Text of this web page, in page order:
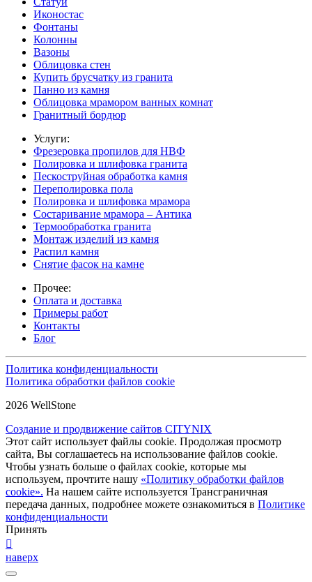
Иконостас
Фонтаны
Колонны
Вазоны
Облицовка стен
Купить брусчатку из гранита
Панно из камня
Облицовка мрамором ванных комнат
Гранитный бордюр
Услуги:
Фрезеровка пропилов для НВФ
Полировка и шлифовка гранита
Пескоструйная обработка камня
Переполировка пола
Полировка и шлифовка мрамора
Состаривание мрамора – Антика
Термообработка гранита
Монтаж изделий из камня
Распил камня
Снятие фасок на камне
Прочее:
Оплата и доставка
Примеры работ
Контакты
Блог
Политика конфиденциальности
Политика обработки файлов cookie
2026 WellStone
Создание и продвижение сайтов CITYNIX
Этот сайт использует файлы cookie. Продолжая просмотр
сайта, Вы соглашаетесь на использование файлов cookie.
Чтобы узнать больше о файлах cookie, которые мы
используем, прочтите нашу «Политику обработки файлов
cookie». На нашем сайте используется Трансграничная
передача данных, подробнее можете ознакомиться в Политике
конфиденциальности
Принять
наверх